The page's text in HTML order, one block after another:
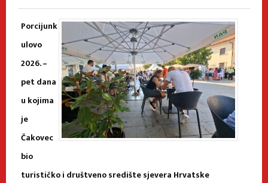
Porcijunk
ulovo
2026. –
pet dana
u kojima
je
Čakovec
bio
turističko i društveno središte sjevera Hrvatske